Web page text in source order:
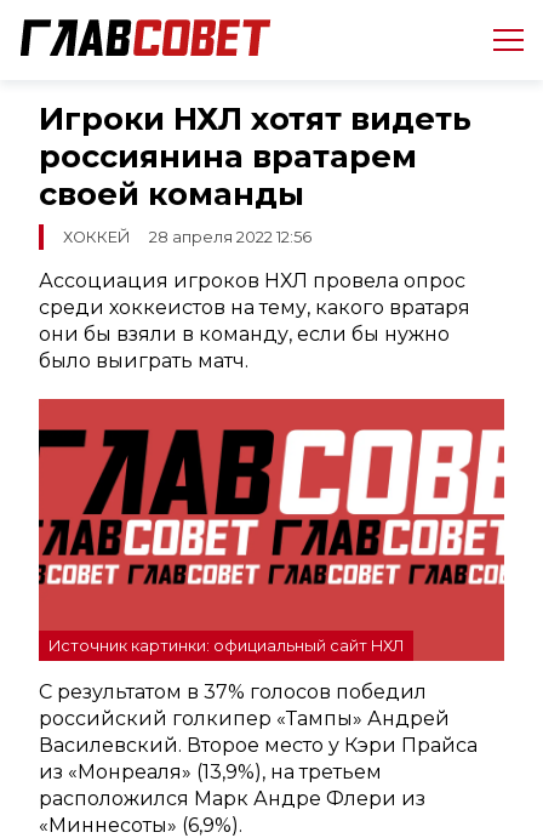
Игроки НХЛ хотят видеть
россиянина вратарем
своей команды
ХОККЕЙ 28 апреля 2022 12:56
Ассоциация игроков НХЛ провела опрос
среди хоккеистов на тему, какого вратаря
они бы взяли в команду, если бы нужно
было выиграть матч.
Источник картинки: официальный сайт НХЛ
С результатом в 37% голосов победил
российский голкипер «Тампы» Андрей
Василевский. Второе место у Кэри Прайса
из «Монреаля» (13,9%), на третьем
расположился Марк Андре Флери из
«Миннесоты» (6,9%).